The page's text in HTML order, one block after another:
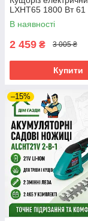
LXHT65 1800 Вт 61
В наявності
2 459 ₴ 3 005 ₴
Купити
–15%